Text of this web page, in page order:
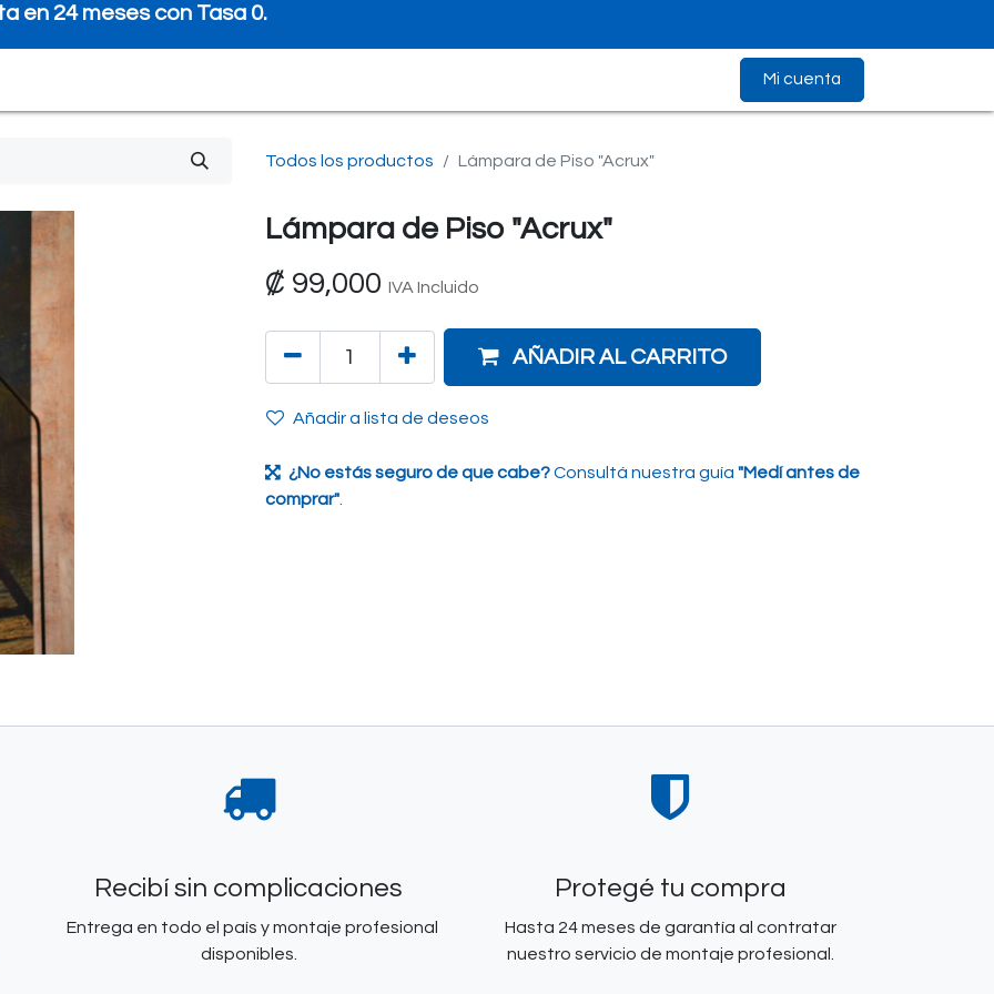
en 24 meses con Tasa 0.
con disponibilidad inmediata.
Mi cuenta
Todos los productos Lámpara de Piso "Acrux"
Lámpara de Piso "Acrux"
₡ 99,000 IVA Incluido
AÑADIR AL CARRITO
Añadir a lista de deseos
¿No estás seguro de que cabe?Consultá nuestra guía "Medí antes de
comprar"
Recibí sin complicaciones
Entrega en todo el país y montaje profesional
disponibles.
Protegé tu compra
Hasta 24 meses de garantía al contratar
nuestro servicio de montaje profesional.